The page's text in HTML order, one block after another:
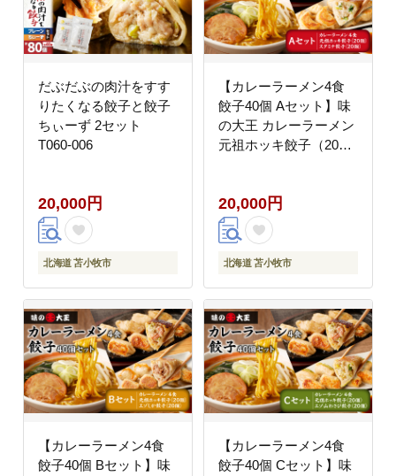
だぶだぶの肉汁をすす
りたくなる餃子と餃子
ちぃーず 2セット
T060-006
20,000円
北海道 苫小牧市
【カレーラーメン4食
餃子40個 Aセット】味
の大王 カレーラーメン
元祖ホッキ餃子（20
20,000円
北海道 苫小牧市
【カレーラーメン4食
餃子40個 Bセット】味
【カレーラーメン4食
餃子40個 Cセット】味